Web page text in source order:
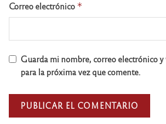
Correo electrónico *
Guarda mi nombre, correo electrónico y
para la próxima vez que comente.